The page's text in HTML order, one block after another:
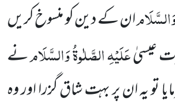
ان کے دین کو منسوخ کریں
عیسیٰعَلَیْہِ الصَّلٰوۃُ وَالسَّلَامنے
تو یہ ان پر بہت شاق گزرا اور وہ